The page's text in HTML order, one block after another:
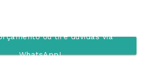
ou tire dúvidas via
WhatsApp!